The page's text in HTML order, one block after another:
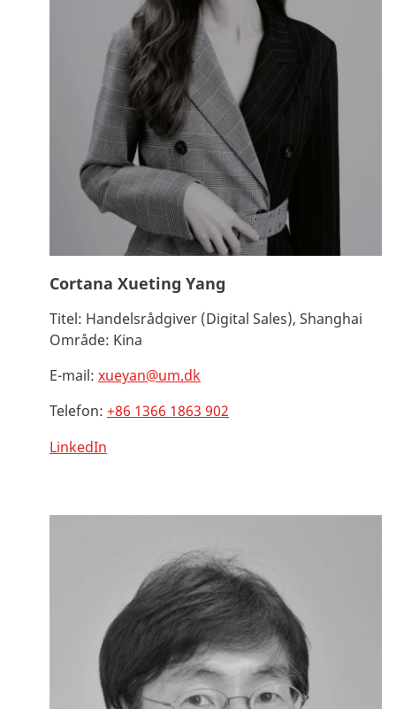
Cortana Xueting Yang
Titel: Handelsrådgiver (Digital Sales), Shanghai
Område: Kina
E-mail: xueyan@um.dk
Telefon: +86 1366 1863 902
LinkedIn